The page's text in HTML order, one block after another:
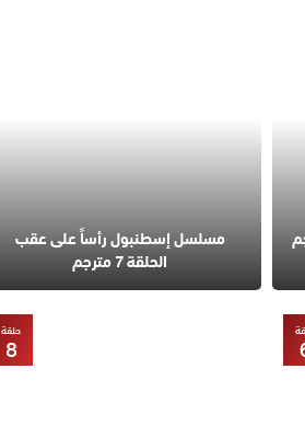
8 مترجم
مسلسل إسطنبول رأساً على عقب
الحلقة 7 مترجم
حلقة
8